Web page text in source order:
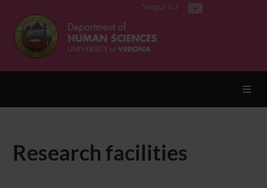
Segui su
Research facilities